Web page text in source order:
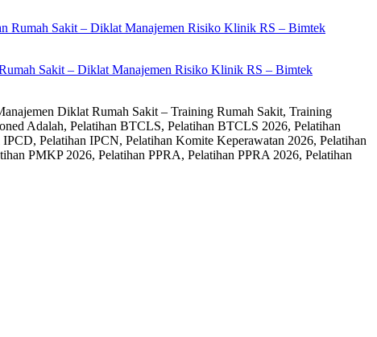
Sakit – Diklat Manajemen Risiko Klinik RS – Bimtek
Diklat Rumah Sakit – Training Rumah Sakit, Training
Adalah, Pelatihan BTCLS, Pelatihan BTCLS 2026, Pelatihan
Pelatihan IPCN, Pelatihan Komite Keperawatan 2026, Pelatihan
PMKP 2026, Pelatihan PPRA, Pelatihan PPRA 2026, Pelatihan